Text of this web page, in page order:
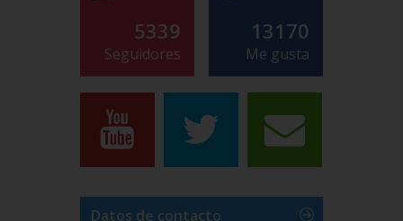
5339
Seguidores
13170
Me gusta
Datos de contacto